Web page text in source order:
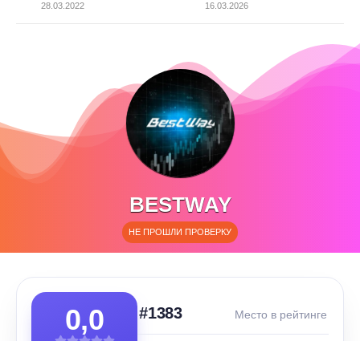
28.03.2022 16.03.2026
BESTWAY
НЕ ПРОШЛИ ПРОВЕРКУ
0,0 #1383 Место в рейтинге